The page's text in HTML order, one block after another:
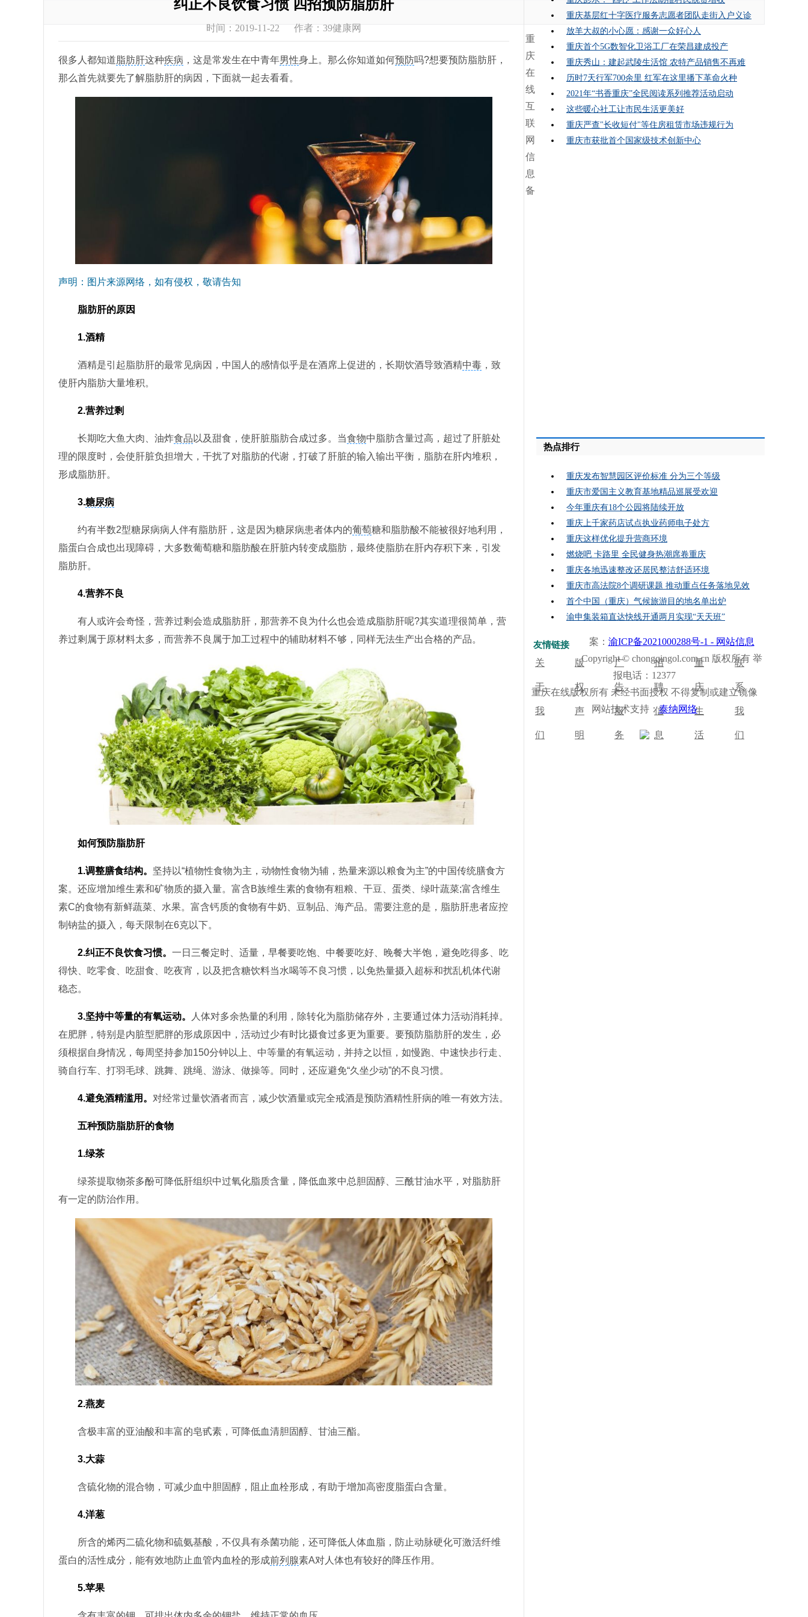
纠正不良饮食习惯 四招预防脂肪肝
时间：2019-11-22 作者：39健康网
很多人都知道 脂肪肝这种疾病 ，这是常发生在中青年男性身上。那么你知道如何预防吗?想要预防脂肪肝，
那么首先就要先了解脂肪肝的病因，下面就一起去看看。
声明：图片来源网络，如有侵权，敬请告知
脂肪肝的原因
1.酒精
酒精是引起脂肪肝的最常见病因，中国人的感情似乎是在酒席上促进的，长期饮酒导致酒精中毒 ，致
使肝内脂肪大量堆积。
2.营养过剩
长期吃大鱼大肉、油炸食品 以及甜食，使肝脏脂肪合成过多。当食物中脂肪含量过高，超过了肝脏处
理的限度时，会使肝脏负担增大，干扰了对脂肪的代谢，打破了肝脏的输入输出平衡，脂肪在肝内堆积，
形成脂肪肝。
3.糖尿病
约有半数2型糖尿病病人伴有脂肪肝，这是因为糖尿病患者体内的葡萄糖和脂肪酸不能被很好地利用，
脂蛋白合成也出现障碍，大多数葡萄糖和脂肪酸在肝脏内转变成脂肪，最终使脂肪在肝内存积下来，引发
脂肪肝。
4.营养不良
有人或许会奇怪，营养过剩会造成脂肪肝，那营养不良为什么也会造成脂肪肝呢?其实道理很简单，营
养过剩属于原材料太多，而营养不良属于加工过程中的辅助材料不够，同样无法生产出合格的产品。
如何预防脂肪肝
1.调整膳食结构。 坚持以“植物性食物为主，动物性食物为辅，热量来源以粮食为主”的中国传统膳食方
案。还应增加维生素和矿物质的摄入量。富含B族维生素的食物有粗粮、干豆、蛋类、绿叶蔬菜;富含维生
素C的食物有新鲜蔬菜、水果。富含钙质的食物有牛奶、豆制品、海产品。需要注意的是，脂肪肝患者应控
制钠盐的摄入，每天限制在6克以下。
2.纠正不良饮食习惯。 一日三餐定时、适量，早餐要吃饱、中餐要吃好、晚餐大半饱，避免吃得多、吃
得快、吃零食、吃甜食、吃夜宵，以及把含糖饮料当水喝等不良习惯，以免热量摄入超标和扰乱机体代谢
稳态。
3.坚持中等量的有氧运动。
人体对多余热量的利用，除转化为脂肪储存外，主要通过体力活动消耗掉。
在肥胖，特别是内脏型肥胖的形成原因中，活动过少有时比摄食过多更为重要。要预防脂肪肝的发生，必
须根据自身情况，每周坚持参加150分钟以上、中等量的有氧运动，并持之以恒，如慢跑、中速快步行走、
骑自行车、打羽毛球、跳舞、跳绳、游泳、做操等。同时，还应避免“久坐少动”的不良习惯。
4.避免酒精滥用。 对经常过量饮酒者而言，减少饮酒量或完全戒酒是预防酒精性肝病的唯一有效方法。
五种预防脂肪肝的食物
1.绿茶
绿茶提取物茶多酚可降低肝组织中过氧化脂质含量，降低血浆中总胆固醇、三酰甘油水平，对脂肪肝
有一定的防治作用。
2.燕麦
含极丰富的亚油酸和丰富的皂甙素，可降低血清胆固醇、甘油三酯。
3.大蒜
含硫化物的混合物，可减少血中胆固醇，阻止血栓形成，有助于增加高密度脂蛋白含量。
4.洋葱
所含的烯丙二硫化物和硫氨基酸，不仅具有杀菌功能，还可降低人体血脂，防止动脉硬化可激活纤维
蛋白的活性成分，能有效地防止血管内血栓的形成前列腺素A对人体也有较好的降压作用。
5.苹果
重庆基层红十字医疗服务志愿者团队走街入户义诊
放羊大叔的小心愿：感谢一众好心人
重庆首个5G数智化卫浴工厂在荣昌建成投产
重庆秀山：建起武陵生活馆 农特产品销售不再难
历时7天行军700余里 红军在这里播下革命火种
2021年“书香重庆”全民阅读系列推荐活动启动
这些暖心社工让市民生活更美好
重庆严查"长收短付"等住房租赁市场违规行为
重庆市获批首个国家级技术创新中心
热点排行
重庆发布智慧园区评价标准 分为三个等级
重庆市爱国主义教育基地精品巡展受欢迎
今年重庆有18个公园将陆续开放
重庆上千家药店试点执业药师电子处方
重庆这样优化提升营商环境
燃烧吧 卡路里 全民健身热潮席卷重庆
重庆各地迅速整改还居民整洁舒适环境
重庆市高法院8个调研课题 推动重点任务落地见效
首个中国（重庆）气候旅游目的地名单出炉
渝申集装箱直达快线开通两月实现“天天班”
友情链接
关
于
我
们
版
权
声
明
广
告
服
务
招
聘
信
息
重
庆
生
活
联
系
我
们
重
庆
在
线
互
联
网
信
息
备
案： 渝ICP备2021000288号-1 - 网站信息
Copyright © chongqingol.com.cn 版权所有 举
报电话：12377
重庆在线版权所有 未经书面授权 不得复制或建立镜像
网站技术支持：泰纳网络